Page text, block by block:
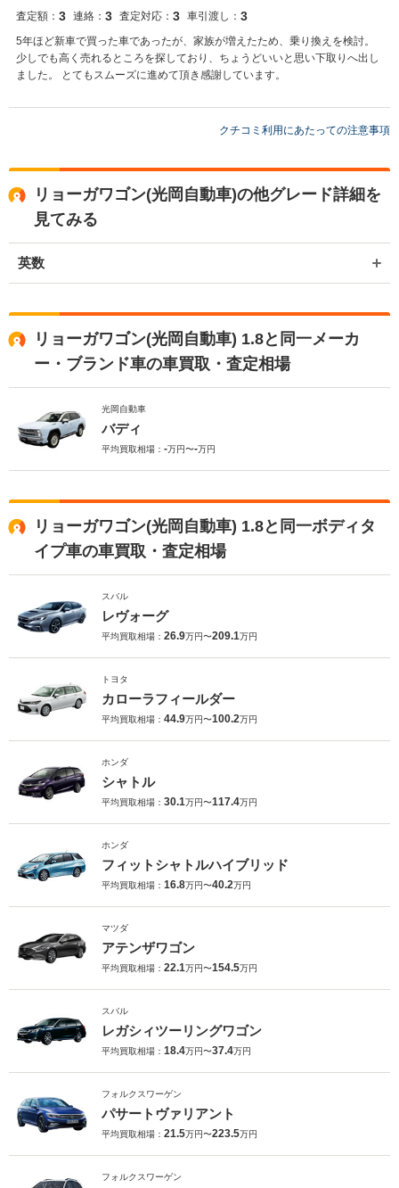
査定額： 3 連絡： 3 査定対応： 3 車引渡し： 3
5年ほど新車で買った車であったが、家族が増えたため、乗り換えを検討。
少しでも高く売れるところを探しており、ちょうどいいと思い下取りへ出し
ました。 とてもスムーズに進めて頂き感謝しています。
クチコミ利用にあたっての注意事項
リョーガワゴン(光岡自動車)の他グレード詳細を
見てみる
英数
リョーガワゴン(光岡自動車) 1.8と同一メーカ
ー・ブランド車の車買取・査定相場
光岡自動車
バディ
平均買取相場： -万円〜-万円
リョーガワゴン(光岡自動車) 1.8と同一ボディタ
イプ車の車買取・査定相場
スバル
レヴォーグ
平均買取相場： 26.9万円〜209.1万円
トヨタ
カローラフィールダー
平均買取相場： 44.9万円〜100.2万円
ホンダ
シャトル
平均買取相場： 30.1万円〜117.4万円
ホンダ
フィットシャトルハイブリッド
平均買取相場： 16.8万円〜40.2万円
マツダ
アテンザワゴン
平均買取相場： 22.1万円〜154.5万円
スバル
レガシィツーリングワゴン
平均買取相場： 18.4万円〜37.4万円
フォルクスワーゲン
パサートヴァリアント
平均買取相場： 21.5万円〜223.5万円
フォルクスワーゲン